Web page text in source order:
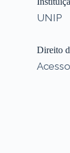
UNIP
Direito